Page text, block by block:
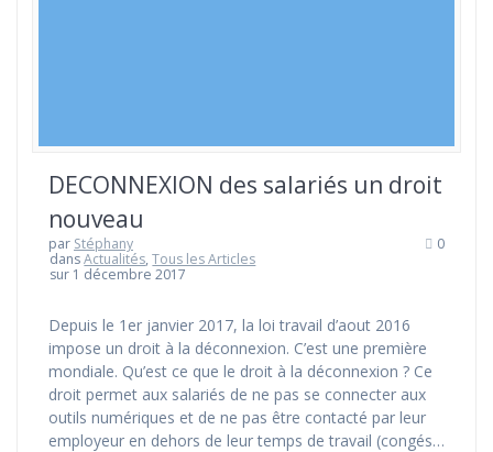
DECONNEXION des salariés un droit
nouveau
par Stéphany
dansActualités,Tous les Articles
sur 1 décembre 2017
0
Depuis le 1er janvier 2017, la loi travail d’aout 2016
impose un droit à la déconnexion. C’est une première
mondiale. Qu’est ce que le droit à la déconnexion ? Ce
droit permet aux salariés de ne pas se connecter aux
outils numériques et de ne pas être contacté par leur
employeur en dehors de leur temps de travail (congés…